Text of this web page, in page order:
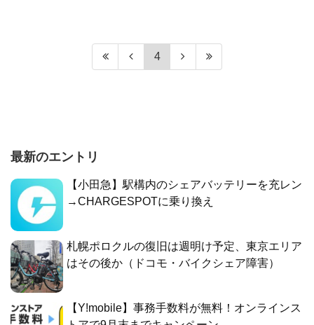
4
最新のエントリ
【小田急】駅構内のシェアバッテリーを充レン
→CHARGESPOTに乗り換え
札幌ポロクルの復旧は週明け予定、東京エリア
はその後か（ドコモ・バイクシェア障害）
【Y!mobile】事務手数料が無料！オンラインス